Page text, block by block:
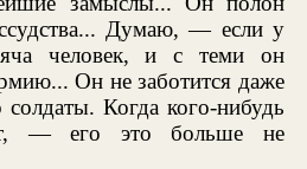
Думаю, — если у
человек, и с теми он
Он не заботится даже
Когда кого-нибудь
— его это больше не